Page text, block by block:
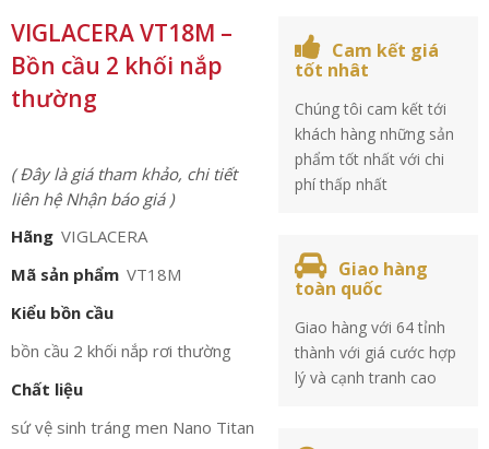
VIGLACERA VT18M –
Bồn cầu 2 khối nắp
thường
( Đây là giá tham khảo, chi tiết
liên hệ Nhận báo giá )
Hãng VIGLACERA
Mã sản phẩm VT18M
Kiểu bồn cầu
bồn cầu 2 khối nắp rơi thường
Chất liệu
sứ vệ sinh tráng men Nano Titan
Cam kết giá
tốt nhât
Chúng tôi cam kết tới
khách hàng những sản
phẩm tốt nhất với chi
phí thấp nhất
Giao hàng
toàn quốc
Giao hàng với 64 tỉnh
thành với giá cước hợp
lý và cạnh tranh cao